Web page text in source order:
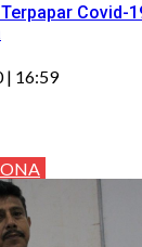
Covid-
| 16:59